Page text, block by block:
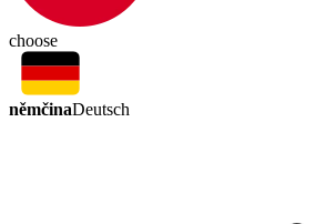
choose
němčinaDeutsch